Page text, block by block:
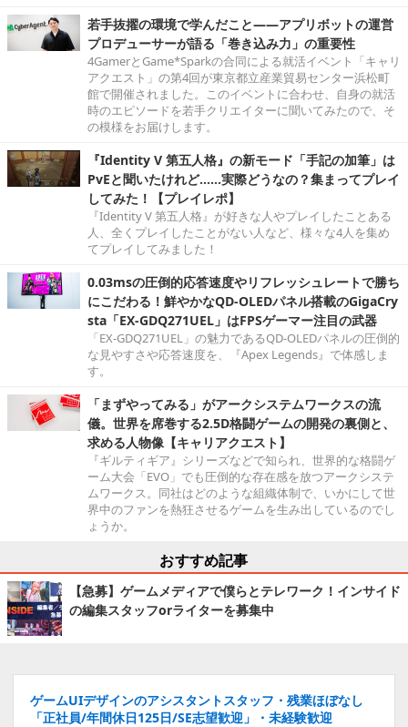
若手抜擢の環境で学んだこと――アプリボットの運営
プロデューサーが語る「巻き込み力」の重要性
4GamerとGame*Sparkの合同による就活イベント「キャリ
アクエスト」の第4回が東京都立産業貿易センター浜松町
館で開催されました。このイベントに合わせ、自身の就活
時のエピソードを若手クリエイターに聞いてみたので、そ
の模様をお届けします。
『Identity V 第五人格』の新モード「手記の加筆」は
PvEと聞いたけれど……実際どうなの？集まってプレイ
してみた！【プレイレポ】
『Identity V 第五人格』が好きな人やプレイしたことある
人、全くプレイしたことがない人など、様々な4人を集め
てプレイしてみました！
0.03msの圧倒的応答速度やリフレッシュレートで勝ち
にこだわる！鮮やかなQD-OLEDパネル搭載のGigaCry
sta「EX-GDQ271UEL」はFPSゲーマー注目の武器
「EX-GDQ271UEL」の魅力であるQD-OLEDパネルの圧倒的
な見やすさや応答速度を、『Apex Legends』で体感しま
す。
「まずやってみる」がアークシステムワークスの流
儀。世界を席巻する2.5D格闘ゲームの開発の裏側と、
求める人物像【キャリアクエスト】
『ギルティギア』シリーズなどで知られ、世界的な格闘ゲ
ーム大会「EVO」でも圧倒的な存在感を放つアークシステ
ムワークス。同社はどのような組織体制で、いかにして世
界中のファンを熱狂させるゲームを生み出しているのでし
ょうか。
おすすめ記事
【急募】ゲームメディアで僕らとテレワーク！インサイド
の編集スタッフorライターを募集中
ゲームUIデザインのアシスタントスタッフ・残業ほぼなし
「正社員/年間休日125日/SE志望歓迎」・未経験歓迎